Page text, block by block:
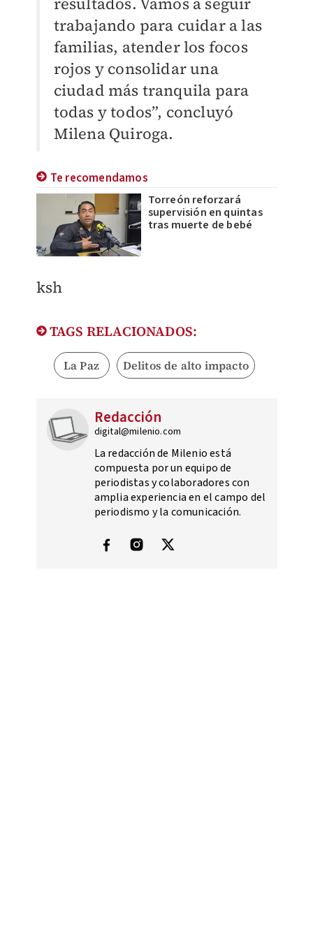
trabajando para cuidar a las
familias, atender los focos
rojos y consolidar una
ciudad más tranquila para
todas y todos”, concluyó
Milena Quiroga.
Te recomendamos
Torreón reforzará
supervisión en quintas
tras muerte de bebé
ksh
TAGS RELACIONADOS:
La Paz Delitos de alto impacto
Redacción
digital@milenio.com
La redacción de Milenio está
compuesta por un equipo de
periodistas y colaboradores con
amplia experiencia en el campo del
periodismo y la comunicación.